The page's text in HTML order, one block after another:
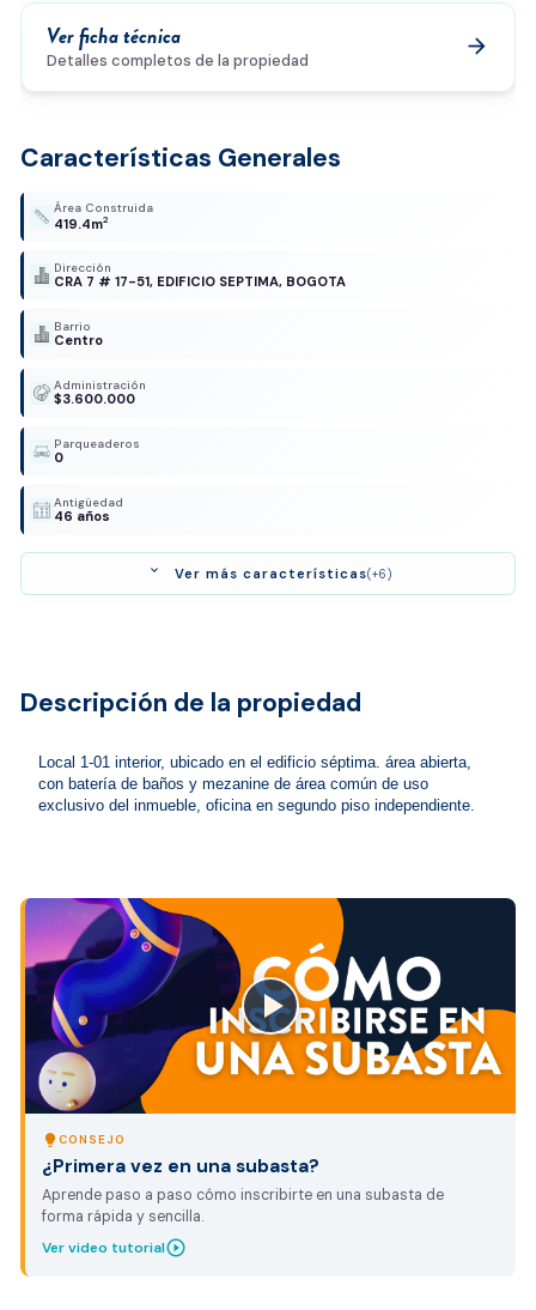
Ver ficha técnica
Detalles completos de la propiedad
arrow_forward
Características Generales
Área Construida
419.4m2
Dirección
CRA 7 # 17-51, EDIFICIO SEPTIMA, BOGOTA
Barrio
Centro
Administración
$3.600.000
Parqueaderos
0
Antigüedad
46 años
expand_more Ver más características(+6)
Descripción de la propiedad
Local 1-01 interior, ubicado en el edificio séptima. área abierta,
con batería de baños y mezanine de área común de uso
exclusivo del inmueble, oficina en segundo piso independiente.
lightbulb CONSEJO
¿Primera vez en una subasta?
Aprende paso a paso cómo inscribirte en una subasta de
forma rápida y sencilla.
Ver video tutorialplay_circle_outline